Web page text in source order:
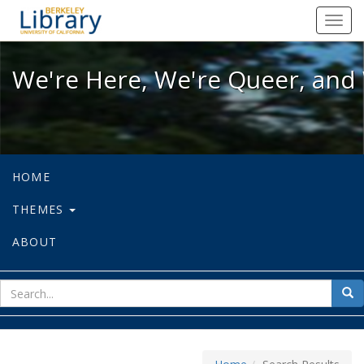
We're Here, We're Queer, and
We're Here, We're Queer,
HOME
THEMES
ABOUT
for